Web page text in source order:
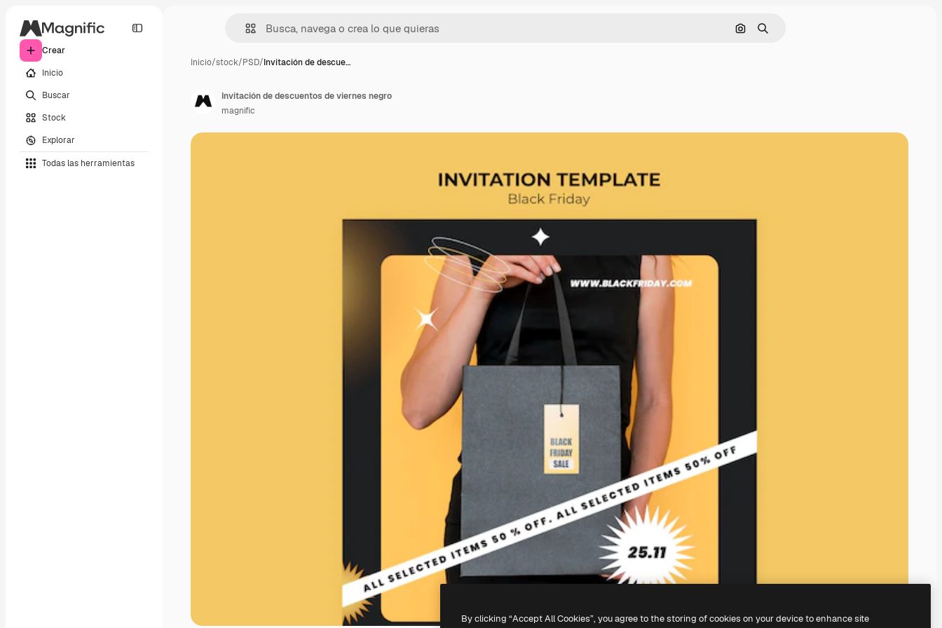
Crear
Inicio
Buscar
Stock
Explorar
Todas las herramientas
Buscar por imagen
Buscar
Inicio/stock/PSD/Invitación de descue…
Invitación de descuentos de viernes negro
magnific
By clicking “Accept All Cookies”, you agree to the storing of cookies on your device to enhance site